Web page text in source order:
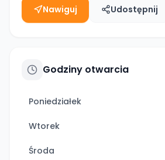
Nawiguj Udostępnij
Godziny otwarcia
Poniedziałek
Wtorek
Środa